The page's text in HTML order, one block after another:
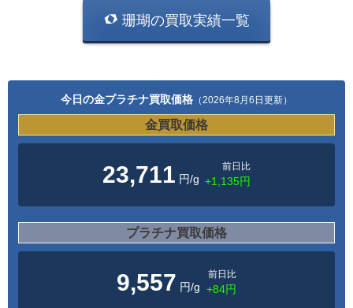
珊瑚の買取実績一覧
今日の金プラチナ買取価格 （2026年8月6日更新）
金買取価格
23,711 円/g
前日比
+1,135円
プラチナ買取価格
9,557 円/g
前日比
+84円